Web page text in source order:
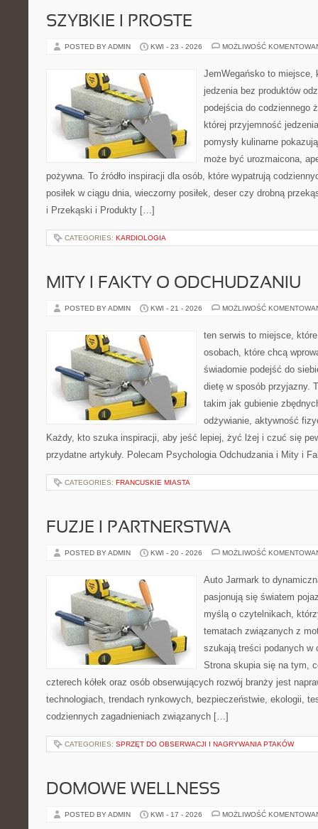
SZYBKIE I PROSTE
POSTED BY ADMIN KWI - 23 - 2026 MOŻLIWOŚĆ
JemWegańsko to miejsce,
jedzenia bez produktów
podejścia do codziennego
której przyjemność
pomysły kulinarne
może być urozmaicona,
pożywna. To źródło inspiracji dla osób, które wypatrują
posiłek w ciągu dnia, wieczorny posiłek, deser czy drobną
i Przekąski i Produkty […]
CATEGORIES: KARDIOLOGIA
MITY I FAKTY O ODCHUDZANIU
POSTED BY ADMIN KWI - 21 - 2026 MOŻLIWOŚĆ
ten serwis to miejsce,
osobach, które chcą
świadomie podejść do
dietę w sposób przyjazny.
takim jak gubienie
odżywianie, aktywność
Każdy, kto szuka inspiracji, aby jeść lepiej, żyć lżej i czuć się
przydatne artykuły. Polecam Psychologia Odchudzania i Mity i
CATEGORIES: FRANCUSKIE MIASTA
FUZJE I PARTNERSTWA
POSTED BY ADMIN KWI - 20 - 2026 MOŻLIWOŚĆ
Auto Jarmark to
pasjonują się światem
myślą o czytelnikach,
tematach związanych z
szukają treści podanych
Strona skupia się na tym,
czterech kółek oraz osób obserwujących rozwój branży jest
technologiach, trendach rynkowych, bezpieczeństwie, ekologii,
codziennych zagadnieniach związanych […]
CATEGORIES: SPRZĘT DO OBSERWACJI I NAGRYWANIA PTAKÓW
DOMOWE WELLNESS
POSTED BY ADMIN KWI - 17 - 2026 MOŻLIWOŚĆ